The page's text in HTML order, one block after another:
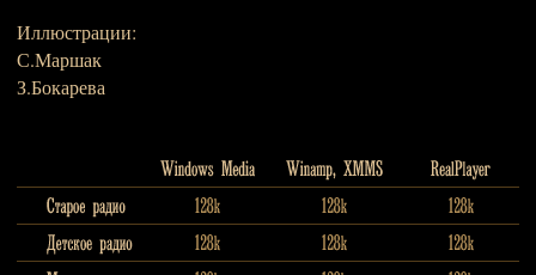
Иллюстрации:
С.Маршак
З.Бокарева